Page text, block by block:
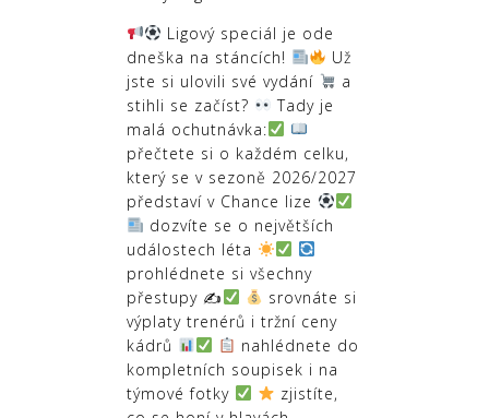
Ligový speciál je ode
dneška na stáncích!
Už
jste si ulovili své vydání
a
stihli se začíst?
Tady je
malá ochutnávka:
přečtete si o každém celku,
který se v sezoně 2026/2027
představí v Chance lize
dozvíte se o největších
událostech léta
prohlédnete si všechny
přestupy ✍
srovnáte si
výplaty trenérů i tržní ceny
kádrů
nahlédnete do
kompletních soupisek i na
týmové fotky
zjistíte,